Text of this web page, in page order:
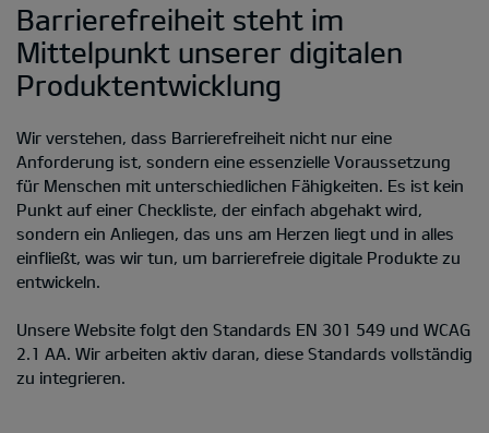
Barrierefreiheit steht im
Mittelpunkt unserer digitalen
Produktentwicklung
Wir verstehen, dass Barrierefreiheit nicht nur eine
Anforderung ist, sondern eine essenzielle Voraussetzung
für Menschen mit unterschiedlichen Fähigkeiten. Es ist kein
Punkt auf einer Checkliste, der einfach abgehakt wird,
sondern ein Anliegen, das uns am Herzen liegt und in alles
einfließt, was wir tun, um barrierefreie digitale Produkte zu
entwickeln.
Unsere Website folgt den Standards EN 301 549 und WCAG
2.1 AA. Wir arbeiten aktiv daran, diese Standards vollständig
zu integrieren.